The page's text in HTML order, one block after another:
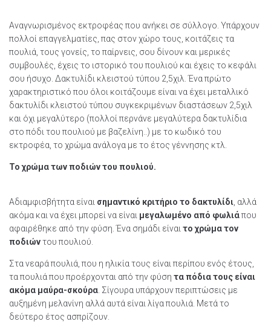
Αναγνωρισμένος εκτροφέας που ανήκει σε σύλλογο. Υπάρχουν
πολλοί επαγγελματίες, πας στον χώρο τους, κοιτάζεις τα
πουλιά, τους γονείς, το παίρνεις, σου δίνουν και μερικές
συμβουλές, έχεις το ιστορικό του πουλιού και έχεις το κεφάλι
σου ήσυχο. Δακτυλίδι κλειστού τύπου 2,5χιλ. Ένα πρώτο
χαρακτηριστικό που όλοι κοιτάζουμε είναι να έχει μεταλλικό
δακτυλίδι κλειστού τύπου συγκεκριμένων διαστάσεων 2,5χιλ
και όχι μεγαλύτερο (πολλοί περνάνε μεγαλύτερα δακτυλίδια
στο πόδι του πουλιού με βαζελίνη..) με το κωδικό του
εκτροφέα, το χρώμα ανάλογα με το έτος γέννησης κτλ.
Το χρώμα των ποδιών του πουλιού.
Αδιαμφισβήτητα είναι σημαντικό κριτήριο το δακτυλίδι , αλλά
ακόμα και να έχει μπορεί να είναι μεγαλωμένο από φωλιάπου
αφαιρέθηκε από την φύση. Ένα σημάδι είναι το χρώμα τον
ποδιώντου πουλιού.
Στα νεαρά πουλιά, που η ηλικία τους είναι περίπου ενός έτους,
τα πουλιά που προέρχονται από την φύση τα πόδια τους είναι
ακόμα μαύρα-σκούρα . Σίγουρα υπάρχουν περιπτώσεις με
αυξημένη μελανίνη αλλά αυτά είναι λίγα πουλιά. Μετά το
δεύτερο έτος ασπρίζουν.